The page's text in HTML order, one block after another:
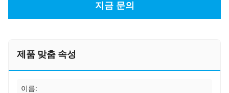
지금 문의
제품 맞춤 속성
이름: